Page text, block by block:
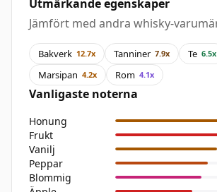
Utmärkande egenskaper
Jämfört med andra whisky-
Bakverk 12.7x Tanniner 7.9x Te 6.5x
Marsipan 4.2x Rom 4.1x
Vanligaste noterna
Honung
Frukt
Vanilj
Peppar
Blommig